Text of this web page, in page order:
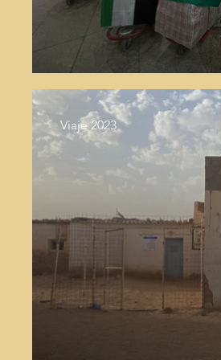
Viaje 2023